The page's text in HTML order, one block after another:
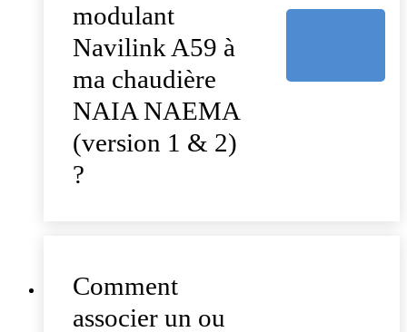
modulant
Navilink A59 à
ma chaudière
NAIA NAEMA
(version 1 & 2)
?
Comment
associer un ou